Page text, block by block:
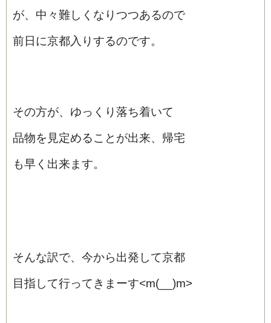
が、中々難しくなりつつあるので
前日に京都入りするのです。
その方が、ゆっくり落ち着いて
品物を見定めることが出来、帰宅
も早く出来ます。
そんな訳で、今から出発して京都
目指して行ってきまーす<m(__)m>